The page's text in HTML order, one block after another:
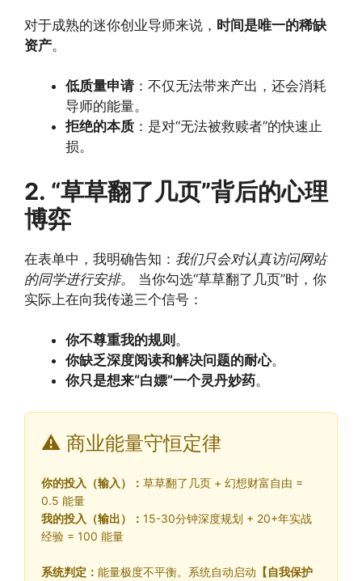
对于成熟的迷你创业导师来说， 时间是唯一的稀缺
资产。
低质量申请：不仅无法带来产出，还会消耗
导师的能量。
拒绝的本质 ：是对“无法被救赎者”的快速止
损。
2. “草草翻了几页”背后的心理
博弈
在表单中，我明确告知： 我们只会对认真访问网站
的同学进行安排。
当你勾选“草草翻了几页”时，你
实际上在向我传递三个信号：
你不尊重我的规则 。
你缺乏深度阅读和解决问题的耐心。
你只是想来“白嫖”一个灵丹妙药。
⚠️ 商业能量守恒定律
你的投入（输入）： 草草翻了几页 + 幻想财富自由 =
0.5 能量
我的投入（输出）： 15-30分钟深度规划 + 20+年实战
经验 = 100 能量
系统判定： 能量极度不平衡。系统自动启动 【自我保护